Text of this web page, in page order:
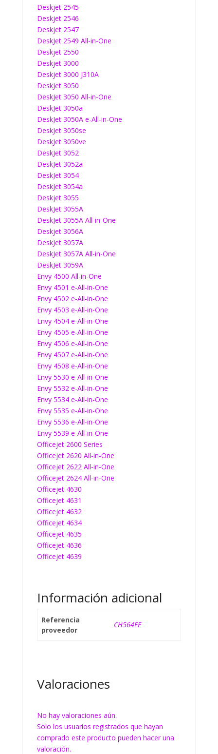
Deskjet 2545
Deskjet 2546
Deskjet 2547
DeskJet 2549 All-in-One
Deskjet 2550
Deskjet 3000
Deskjet 3000 J310A
DeskJet 3050
DeskJet 3050 All-in-One
DeskJet 3050a
DeskJet 3050A e-All-in-One
DeskJet 3050se
DeskJet 3050ve
DeskJet 3052
DeskJet 3052a
DeskJet 3054
DeskJet 3054a
Deskjet 3055
DeskJet 3055A
DeskJet 3055A All-in-One
Deskjet 3056A
DeskJet 3057A
DeskJet 3057A All-in-One
DeskJet 3059A
Envy 4500 All-in-One
Envy 4501 e-All-in-One
Envy 4502 e-All-in-One
Envy 4503 e-All-in-One
Envy 4504 e-All-in-One
Envy 4505 e-All-in-One
Envy 4506 e-All-in-One
Envy 4507 e-All-in-One
Envy 4508 e-All-in-One
Envy 5530 e-All-in-One
Envy 5532 e-All-in-One
Envy 5534 e-All-in-One
Envy 5535 e-All-in-One
Envy 5536 e-All-in-One
Envy 5539 e-All-in-One
Officejet 2600 Series
Officejet 2620 All-in-One
Officejet 2622 All-in-One
Officejet 2624 All-in-One
Officejet 4630
Officejet 4631
Officejet 4632
Officejet 4634
Officejet 4635
Officejet 4636
Officejet 4639
Información adicional
Referencia
proveedor
CH564EE
Valoraciones
No hay valoraciones aún.
Solo los usuarios registrados que hayan
comprado este producto pueden hacer una
valoración.